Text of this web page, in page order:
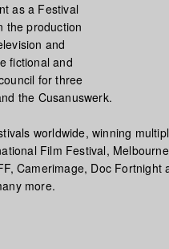
as a Festival
the production
and
fictional and
for three
the Cusanuswerk.
worldwide, winning
Film Festival,
Camerimage, Doc Fortnight
more.